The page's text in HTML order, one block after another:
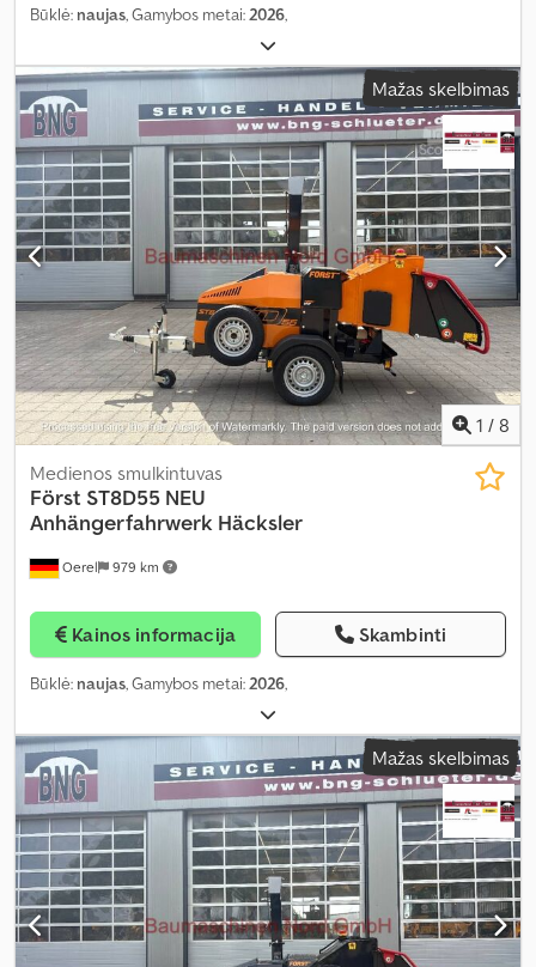
Būklė: naujas, Gamybos metai:2026,
Mažas skelbimas
1 / 8
Oerel 979 km
Medienos smulkintuvas
Först ST8D55 NEU
Anhängerfahrwerk Häcksler
Kainos informacija Skambinti
Būklė: naujas, Gamybos metai:2026,
Mažas skelbimas